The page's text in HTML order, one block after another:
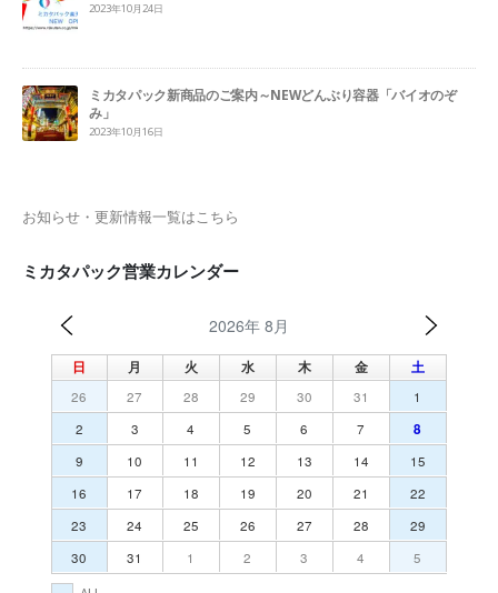
2023年10月24日
ミカタパック新商品のご案内～NEWどんぶり容器「バイオのぞ
み」
2023年10月16日
お知らせ・更新情報一覧はこちら
ミカタパック営業カレンダー
2026年 8月
日 月 火 水 木 金 土
26 27 28 29 30 31
1
2
3 4 5 6 7 8
9 10 11 12 13 14
15
16
17 18 19 20 21
22
23
24 25 26 27 28
29
30
31 1 2 3 4
5